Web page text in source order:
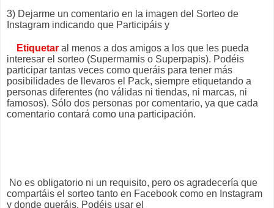
3) Dejarme un comentario en la imagen del Sorteo de
Instagram indicando que Participáis y
Etiquetar al menos a dos amigos a los que les pueda
interesar el sorteo (Supermamis o Superpapis). Podéis
participar tantas veces como queráis para tener más
posibilidades de llevaros el Pack, siempre etiquetando a
personas diferentes (no válidas ni tiendas, ni marcas, ni
famosos). Sólo dos personas por comentario, ya que cada
comentario contará como una participación.
No es obligatorio ni un requisito, pero os agradecería que
compartáis el sorteo tanto en Facebook como en Instagram
y donde queráis. Podéis usar el